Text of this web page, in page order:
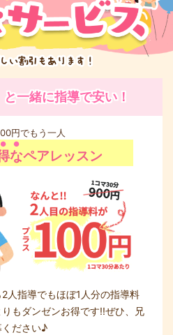
と一緒に指導で安い！
円でもう一人
なペアレッスン
人指導でもほぼ1人分の指導料
もダンゼンお得です!!ぜひ、兄
ください♪